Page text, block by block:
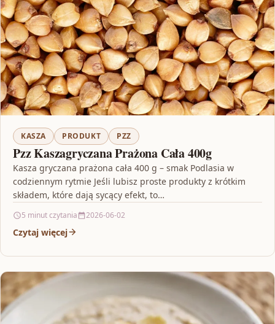
KASZA PRODUKT PZZ
Pzz Kaszagryczana Prażona Cała 400g
Kasza gryczana prażona cała 400 g – smak Podlasia w
codziennym rytmie Jeśli lubisz proste produkty z krótkim
składem, które dają sycący efekt, to…
5 minut czytania 2026-06-02
Czytaj więcej